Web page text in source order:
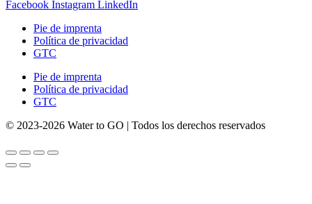
Facebook Instagram LinkedIn
Pie de imprenta
Política de privacidad
GTC
Pie de imprenta
Política de privacidad
GTC
© 2023-2026 Water to GO | Todos los derechos reservados